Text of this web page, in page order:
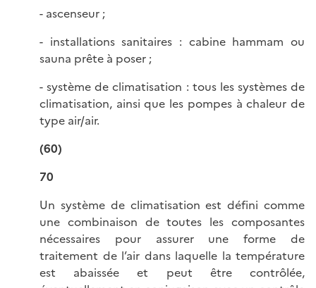
- ascenseur ;
- installations sanitaires : cabine hammam ou
sauna prête à poser ;
- système de climatisation : tous les systèmes de
climatisation, ainsi que les pompes à chaleur de
type air/air.
(60)
70
Un système de climatisation est défini comme
une combinaison de toutes les composantes
nécessaires pour assurer une forme de
traitement de l’air dans laquelle la température
est abaissée et peut être contrôlée,